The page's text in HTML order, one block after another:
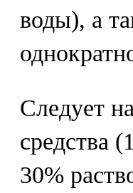
воды), а
Следует
средства
30%